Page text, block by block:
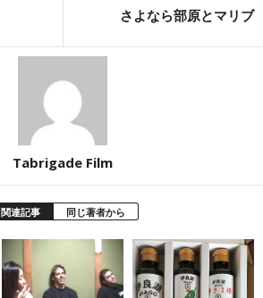
さよなら部原とマリブ
Tabrigade Film
関連記事 同じ著者から